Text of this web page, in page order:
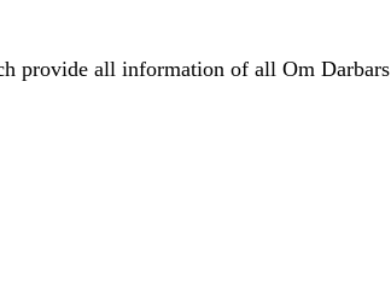
provide all information of all Om Darbars